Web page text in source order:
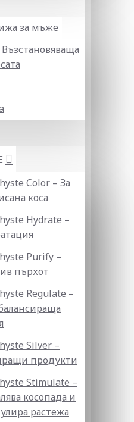
за мъже
Color – За
коса
Hydrate –
Purify –
пърхот
Regulate –
Silver –
продукти
Stimulate –
косопада и
растежа